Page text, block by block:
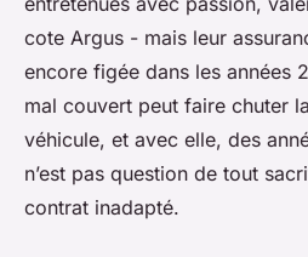
cote Argus - mais leur
encore figée dans les années
mal couvert peut faire chuter
véhicule, et avec elle, des
n’est pas question de tout
contrat inadapté.